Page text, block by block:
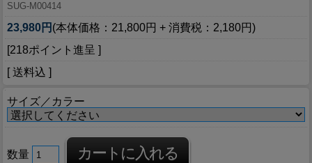
SUG-M00414
23,980円 (本体価格：21,800円 + 消費税：2,180円)
[218ポイント進呈 ]
[ 送料込 ]
サイズ／カラー
数量